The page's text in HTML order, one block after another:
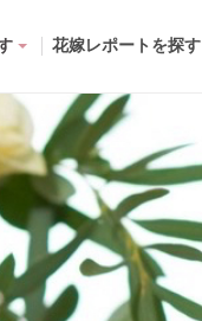
花嫁レポートを探す